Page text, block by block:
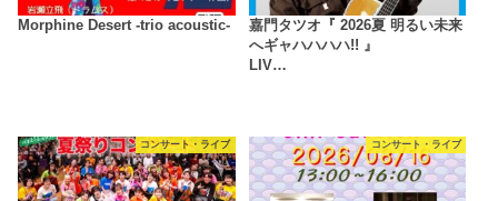
Morphine Desert -trio acoustic-
嘉門タツオ『 2026夏 明るい未来
へギャハハハハ!! 』
LIV…
コンサート・ライブ コンサート・ライブ